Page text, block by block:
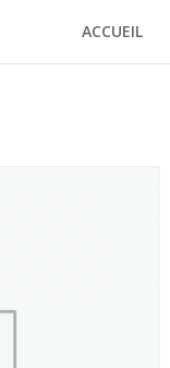
ACCUEIL